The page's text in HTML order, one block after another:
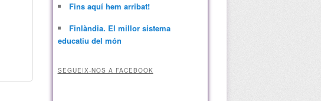
Fins aquí hem arribat!
Finlàndia. El millor sistema
educatiu del món
SEGUEIX-NOS A FACEBOOK